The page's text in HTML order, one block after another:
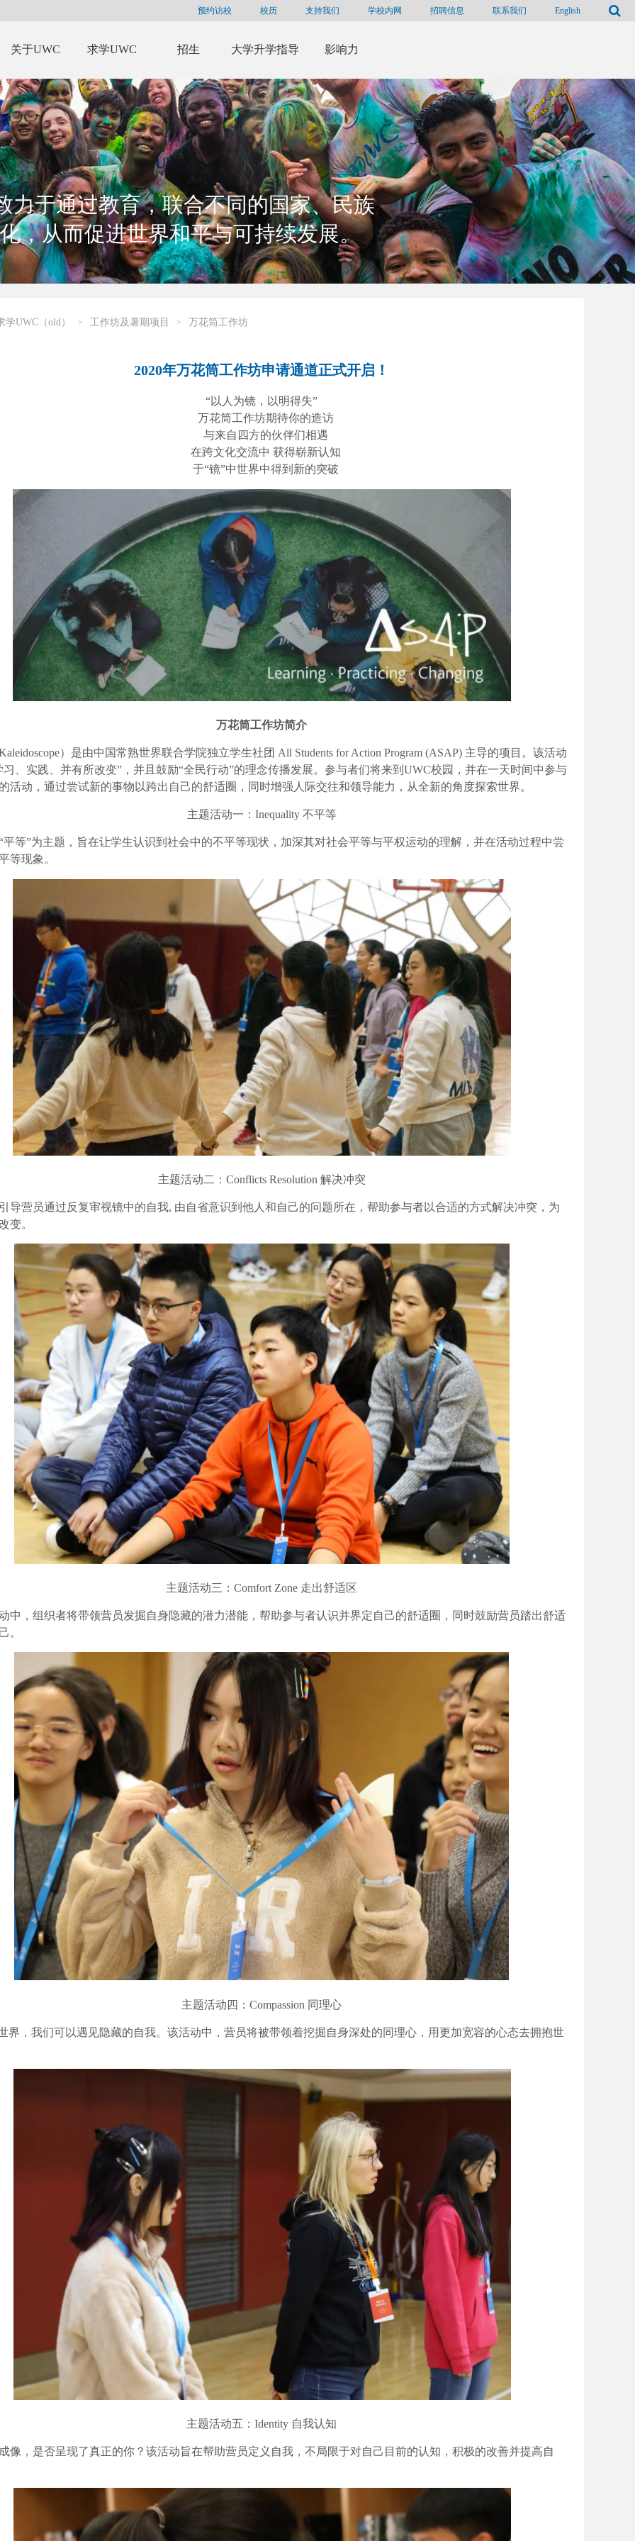
English
联系我们
招聘信息
学校内网
支持我们
校历
预约访校
关于UWC 求学UWC 招生 大学升学指导 影响力
力于通过教育，联合不同的国家、民族
，从而促进世界和平与可持续发展。
学UWC（old） > 工作坊及暑期项目 > 万花筒工作坊
2020年万花筒工作坊申请通道正式开启！
“以人为镜，以明得失”
万花筒工作坊期待你的造访
与来自四方的伙伴们相遇
在跨文化交流中 获得崭新认知
于“镜”中世界中得到新的突破
万花筒工作坊简介
）是由中国常熟世界联合学院独立学生社团 All Students for Action Program (ASAP) 主导的项目。该活动
习、实践、并有所改变”，并且鼓励“全民行动”的理念传播发展。参与者们将来到UWC校园，并在一天时间中参与
活动，通过尝试新的事物以跨出自己的舒适圈，同时增强人际交往和领导能力，从全新的角度探索世界。
主题活动一：Inequality 不平等
平等”为主题，旨在让学生认识到社会中的不平等现状，加深其对社会平等与平权运动的理解，并在活动过程中尝
等现象。
主题活动二：Conflicts Resolution 解决冲突
导营员通过反复审视镜中的自我, 由自省意识到他人和自己的问题所在，帮助参与者以合适的方式解决冲突，为
变。
主题活动三：Comfort Zone 走出舒适区
中，组织者将带领营员发掘自身隐藏的潜力潜能，帮助参与者认识并界定自己的舒适圈，同时鼓励营员踏出舒适
。
主题活动四：Compassion 同理心
界，我们可以遇见隐藏的自我。该活动中，营员将被带领着挖掘自身深处的同理心，用更加宽容的心态去拥抱世
主题活动五：Identity 自我认知
像，是否呈现了真正的你？该活动旨在帮助营员定义自我，不局限于对自己目前的认知，积极的改善并提高自